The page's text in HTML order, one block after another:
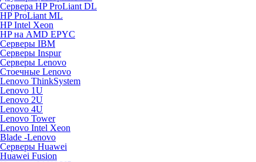
Сервера HP ProLiant DL
HP ProLiant ML
HP Intel Xeon
HP на AMD EPYC
Серверы IBM
Серверы Inspur
Серверы Lenovo
Стоечные Lenovo
Lenovo ThinkSystem
Lenovo 1U
Lenovo 2U
Lenovo 4U
Lenovo Tower
Lenovo Intel Xeon
Blade -Lenovo
Серверы Huawei
Huawei Fusion